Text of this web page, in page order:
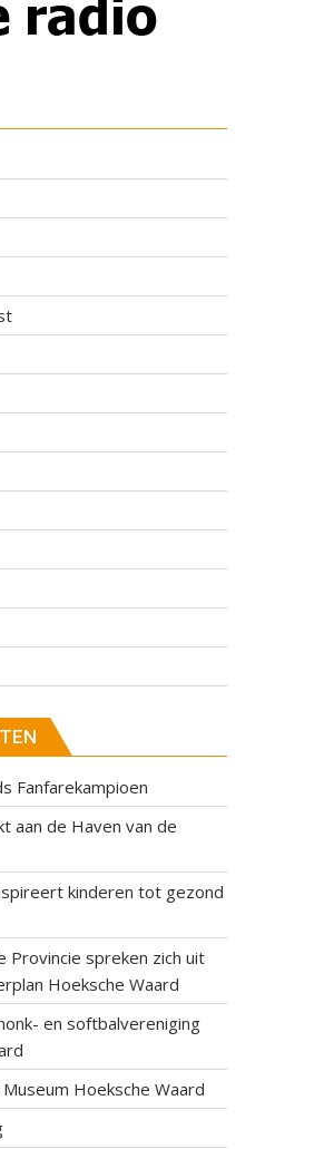
Fanfarekampioen
aan de Haven van de
kinderen tot gezond
Provincie spreken zich uit
Hoeksche Waard
en softbalvereniging
Hoeksche Waard